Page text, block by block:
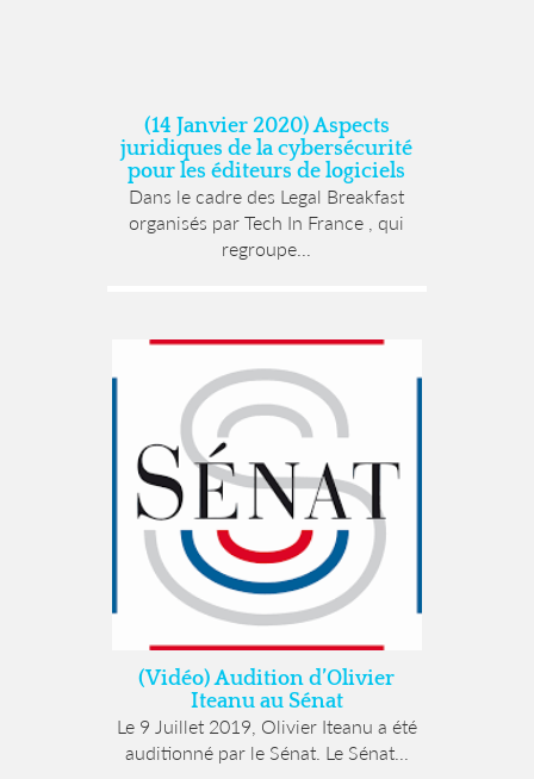
(14 Janvier 2020) Aspects
juridiques de la cybersécurité
pour les éditeurs de logiciels
Dans le cadre des Legal Breakfast
organisés par Tech In France , qui
regroupe...
(Vidéo) Audition d’Olivier
Iteanu au Sénat
Le 9 Juillet 2019, Olivier Iteanu a été
auditionné par le Sénat. Le Sénat...